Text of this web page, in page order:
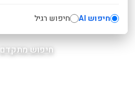
חיפוש AI חיפוש רגיל
חיפוש מתקדם